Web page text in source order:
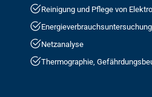
Reinigung und Pflege von
Energieverbrauchsuntersuchung
Netzanalyse
Thermographie,